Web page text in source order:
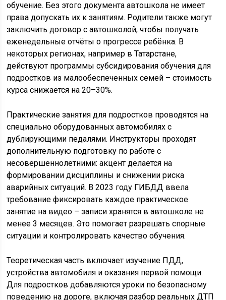
обучение. Без этого документа автошкола не имеет
права допускать их к занятиям. Родители также могут
заключить договор с автошколой, чтобы получать
еженедельные отчёты о прогрессе ребёнка. В
некоторых регионах, например в Татарстане,
действуют программы субсидирования обучения для
подростков из малообеспеченных семей – стоимость
курса снижается на 20–30%.
Практические занятия для подростков проводятся на
специально оборудованных автомобилях с
дублирующими педалями. Инструкторы проходят
дополнительную подготовку по работе с
несовершеннолетними: акцент делается на
формировании дисциплины и снижении риска
аварийных ситуаций. В 2023 году ГИБДД ввела
требование фиксировать каждое практическое
занятие на видео – записи хранятся в автошколе не
менее 3 месяцев. Это помогает разрешать спорные
ситуации и контролировать качество обучения.
Теоретическая часть включает изучение ПДД,
устройства автомобиля и оказания первой помощи.
Для подростков добавляются уроки по безопасному
поведению на дороге, включая разбор реальных ДТП